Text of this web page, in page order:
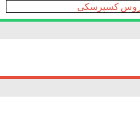
کسپرسکی